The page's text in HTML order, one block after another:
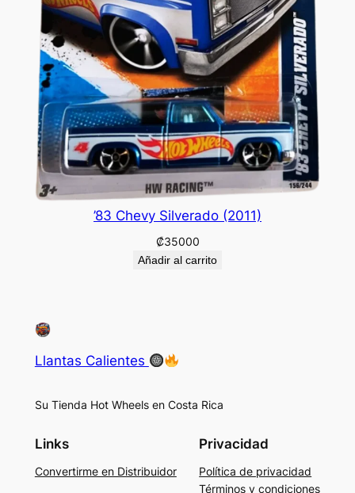
’83 Chevy Silverado (2011)
₡35000
Añadir al carrito
Llantas Calientes
Su Tienda Hot Wheels en Costa Rica
Links
Convertirme en Distribuidor
Privacidad
Política de privacidad
Términos y condiciones